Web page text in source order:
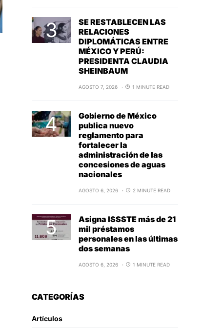
SE RESTABLECEN LAS
RELACIONES
DIPLOMÁTICAS ENTRE
MÉXICO Y PERÚ:
PRESIDENTA CLAUDIA
SHEINBAUM
AGOSTO 7, 2026 1 MINUTE READ
Gobierno de México
publica nuevo
reglamento para
fortalecer la
administración de las
concesiones de aguas
nacionales
AGOSTO 6, 2026 2 MINUTE READ
Asigna ISSSTE más de 21
mil préstamos
personales en las últimas
dos semanas
AGOSTO 6, 2026 1 MINUTE READ
CATEGORÍAS
Artículos